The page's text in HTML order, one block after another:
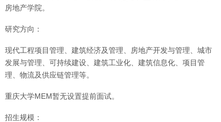
房地产学院。
研究方向：
现代工程项目管理、建筑经济及管理、房地产开发与管理、城市
发展与管理、可持续建设、建筑工业化、建筑信息化、项目管
理、物流及供应链管理等。
重庆大学MEM暂无设置提前面试。
招生规模：